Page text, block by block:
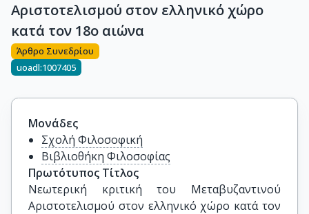
Αριστοτελισμού στον ελληνικό χώρο
κατά τον 18ο αιώνα
Άρθρο Συνεδρίου
uoadl:1007405
Μονάδες
Σχολή Φιλοσοφική
Βιβλιοθήκη Φιλοσοφίας
Πρωτότυπος Τίτλος
Νεωτερική κριτική του Μεταβυζαντινού
Αριστοτελισμού στον ελληνικό χώρο κατά τον